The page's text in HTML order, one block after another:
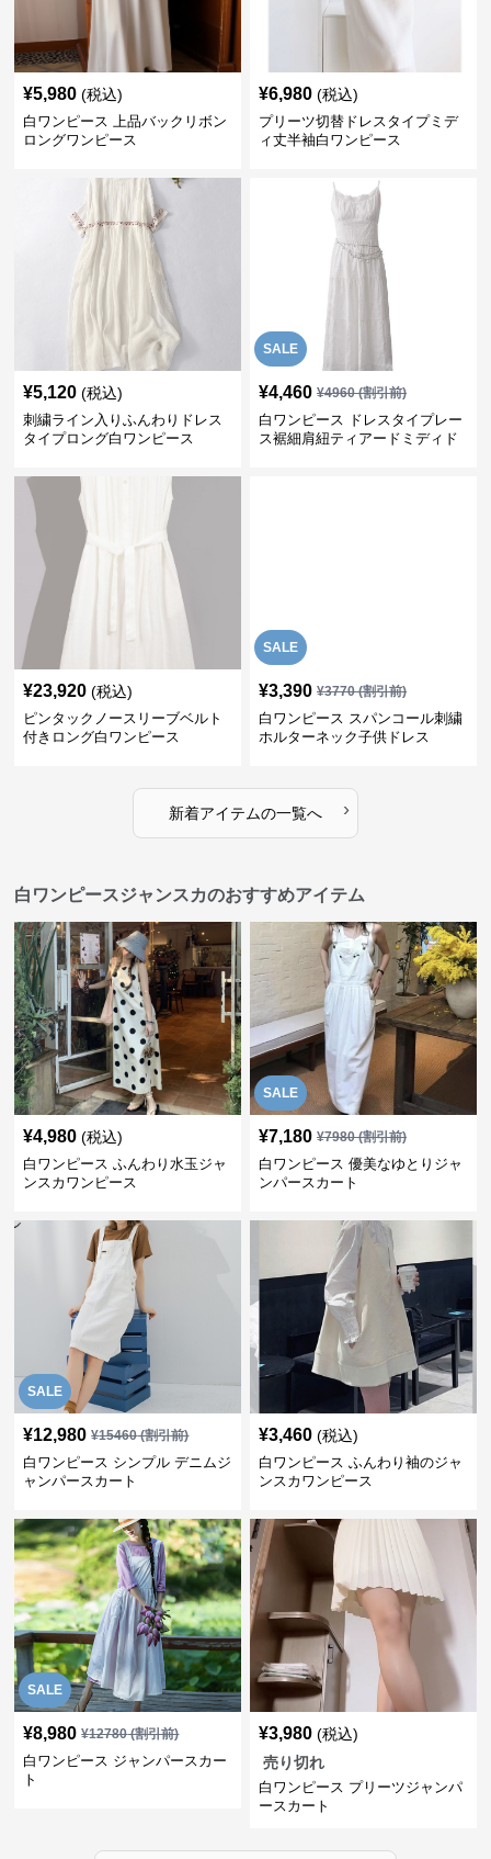
¥5,980 (税込)
白ワンピース 上品バックリボン
ロングワンピース
¥6,980 (税込)
プリーツ切替ドレスタイプミデ
ィ丈半袖白ワンピース
¥5,120 (税込)
刺繍ライン入りふんわりドレス
タイプロング白ワンピース
SALE
¥4,460 ¥4960(割引前)
白ワンピース ドレスタイプレー
ス裾細肩紐ティアードミディド
¥23,920 (税込)
ピンタックノースリーブベルト
付きロング白ワンピース
SALE
¥3,390 ¥3770(割引前)
白ワンピース スパンコール刺繍
ホルターネック子供ドレス
新着アイテムの一覧へ ›
白ワンピースジャンスカのおすすめアイテム
¥4,980 (税込)
白ワンピース ふんわり水玉ジャ
ンスカワンピース
SALE
¥7,180 ¥7980(割引前)
白ワンピース 優美なゆとりジャ
ンパースカート
SALE
¥12,980 ¥15460(割引前)
白ワンピース シンプル デニムジ
ャンパースカート
¥3,460 (税込)
白ワンピース ふんわり袖のジャ
ンスカワンピース
SALE
¥8,980 ¥12780(割引前)
白ワンピース ジャンパースカー
ト
¥3,980 (税込)
売り切れ
白ワンピース プリーツジャンパ
ースカート